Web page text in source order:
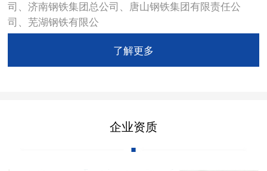
司、济南钢铁集团总公司、唐山钢铁集团有限责任公
司、芜湖钢铁有限公
了解更多
企业资质